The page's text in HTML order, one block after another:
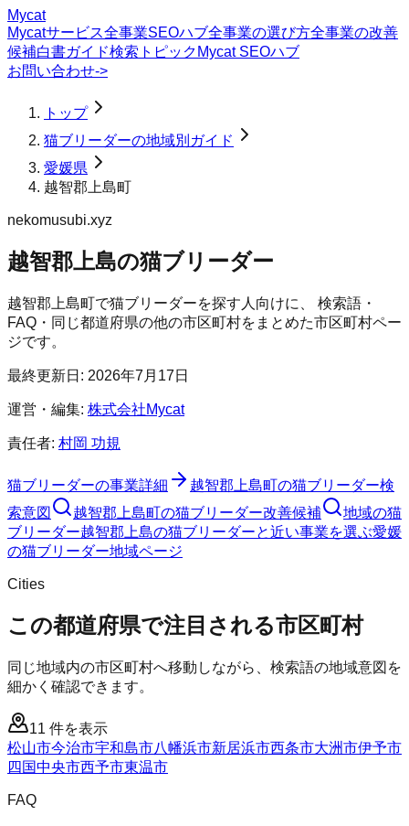
Mycat
Mycatサービス全事業SEOハブ全事業の選び方全事業の改善
候補白書ガイド検索トピック Mycat SEOハブ
お問い合わせ->
トップ
猫ブリーダーの地域別ガイド
愛媛県
越智郡上島町
nekomusubi.xyz
越智郡上島の猫ブリーダー
越智郡上島町で猫ブリーダーを探す人向けに、 検索語・
FAQ・同じ都道府県の他の市区町村をまとめた市区町村ペー
ジです。
最終更新日: 2026年7月17日
運営・編集: 株式会社Mycat
責任者: 村岡 功規
猫ブリーダーの事業詳細 越智郡上島町の猫ブリーダー検
索意図
越智郡上島町の猫ブリーダー改善候補
地域の猫
ブリーダー越智郡上島の猫ブリーダーと近い事業を選ぶ愛媛
の猫ブリーダー地域ページ
Cities
この都道府県で注目される市区町村
同じ地域内の市区町村へ移動しながら、検索語の地域意図を
細かく確認できます。
11 件を表示
松山市今治市宇和島市八幡浜市新居浜市西条市大洲市伊予市
四国中央市西予市東温市
FAQ